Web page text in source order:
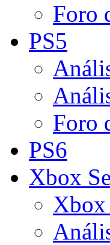
Foro
PS5
Foro
PS6
Xbox
Xbox